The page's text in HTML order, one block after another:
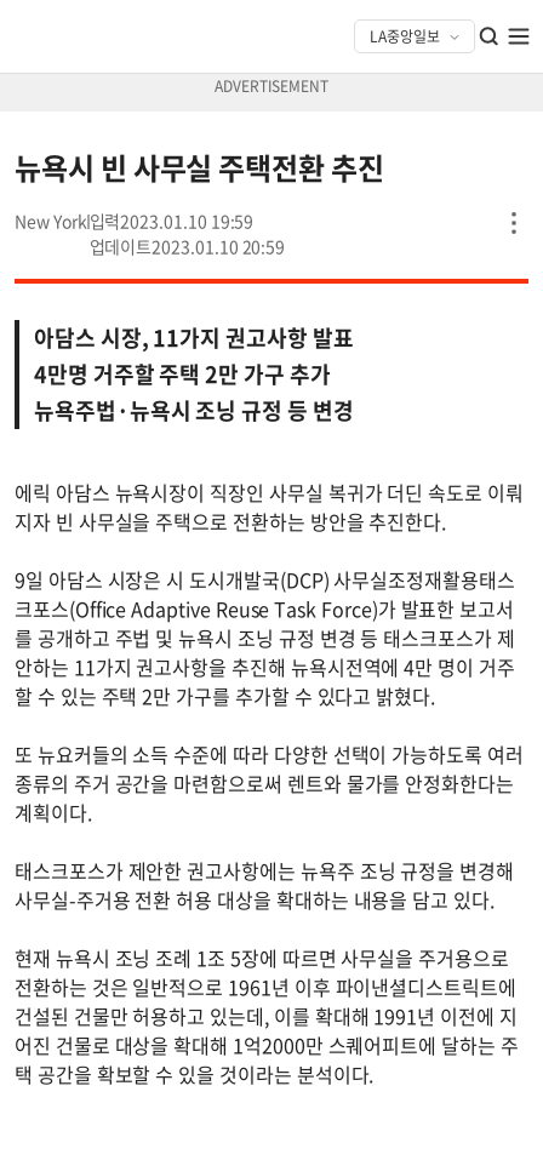
뉴욕시 빈 사무실 주택전환 추진
New York
2023.01.10 19:59
2023.01.10 20:59
아담스 시장, 11가지 권고사항 발표
4만명 거주할 주택 2만 가구 추가
뉴욕주법·뉴욕시 조닝 규정 등 변경
에릭 아담스 뉴욕시장이 직장인 사무실 복귀가 더딘 속도로 이뤄
지자 빈 사무실을 주택으로 전환하는 방안을 추진한다.
9일 아담스 시장은 시 도시개발국(DCP) 사무실조정재활용태스
크포스(Office Adaptive Reuse Task Force)가 발표한 보고서
를 공개하고 주법 및 뉴욕시 조닝 규정 변경 등 태스크포스가 제
안하는 11가지 권고사항을 추진해 뉴욕시전역에 4만 명이 거주
할 수 있는 주택 2만 가구를 추가할 수 있다고 밝혔다.
또 뉴요커들의 소득 수준에 따라 다양한 선택이 가능하도록 여러
종류의 주거 공간을 마련함으로써 렌트와 물가를 안정화한다는
계획이다.
태스크포스가 제안한 권고사항에는 뉴욕주 조닝 규정을 변경해
사무실-주거용 전환 허용 대상을 확대하는 내용을 담고 있다.
현재 뉴욕시 조닝 조례 1조 5장에 따르면 사무실을 주거용으로
전환하는 것은 일반적으로 1961년 이후 파이낸셜디스트릭트에
건설된 건물만 허용하고 있는데, 이를 확대해 1991년 이전에 지
어진 건물로 대상을 확대해 1억2000만 스퀘어피트에 달하는 주
택 공간을 확보할 수 있을 것이라는 분석이다.